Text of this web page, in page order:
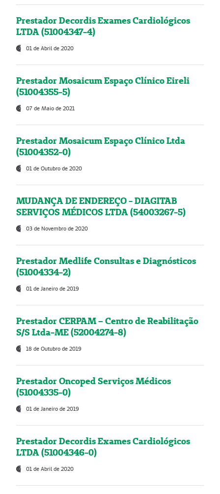
Prestador Decordis Exames Cardiológicos
LTDA (51004347-4)
01 de Abril de 2020
Prestador Mosaicum Espaço Clínico Eireli
(51004355-5)
07 de Maio de 2021
Prestador Mosaicum Espaço Clínico Ltda
(51004352-0)
01 de Outubro de 2020
MUDANÇA DE ENDEREÇO - DIAGITAB
SERVIÇOS MÉDICOS LTDA (54003267-5)
03 de Novembro de 2020
Prestador Medlife Consultas e Diagnósticos
(51004334-2)
01 de Janeiro de 2019
Prestador CERPAM – Centro de Reabilitação
S/S Ltda-ME (52004274-8)
18 de Outubro de 2019
Prestador Oncoped Serviços Médicos
(51004335-0)
01 de Janeiro de 2019
Prestador Decordis Exames Cardiológicos
LTDA (51004346-0)
01 de Abril de 2020